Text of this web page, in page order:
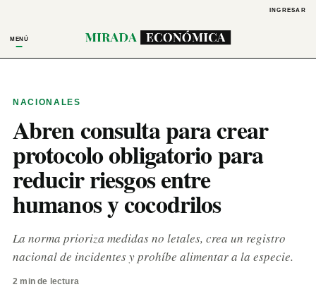
INGRESAR
MENÚ
NACIONALES
Abren consulta para crear
protocolo obligatorio para
reducir riesgos entre
humanos y cocodrilos
La norma prioriza medidas no letales, crea un registro
nacional de incidentes y prohíbe alimentar a la especie.
2 min de lectura